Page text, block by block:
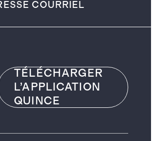
TÉLÉCHARGER
L’APPLICATION
QUINCE